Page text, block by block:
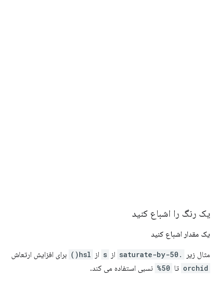
یک رنگ را اشباع کنید
یک مقدار اشباع کنید
مثال زیر .saturate-by-50 از s از hsl() برای افزایش ارتعاش
orchid تا 50% نسبی استفاده می کند.